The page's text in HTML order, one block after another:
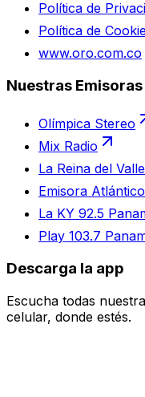
Política de
Política de
www.oro.com.co
Nuestras Emisoras
Olímpica Stereo
Mix Radio
La Reina del
Emisora Atlántico
La KY 92.5
Play 103.7
Descarga la app
Escucha todas
celular, donde estés.